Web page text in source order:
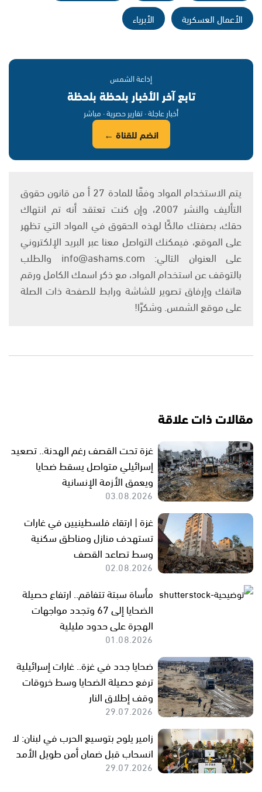
الأعمال العسكرية الأبرياء
إذاعة الشمس
تابع آخر الأخبار بلحظة بلحظة
أخبار عاجلة · تقارير حصرية · مباشر
انضم للقناة ←
يتم الاستخدام المواد وفقًا للمادة 27 أ من قانون حقوق
التأليف والنشر 2007، وإن كنت تعتقد أنه تم انتهاك
حقك، بصفتك مالكًا لهذه الحقوق في المواد التي تظهر
على الموقع، فيمكنك التواصل معنا عبر البريد الإلكتروني
على العنوان التالي: info@ashams.com والطلب
بالتوقف عن استخدام المواد، مع ذكر اسمك الكامل ورقم
هاتفك وإرفاق تصوير للشاشة ورابط للصفحة ذات الصلة
على موقع الشمس. وشكرًا!
مقالات ذات علاقة
غزة تحت القصف رغم الهدنة.. تصعيد
إسرائيلي متواصل يسقط ضحايا
ويعمق الأزمة الإنسانية
03.08.2026
غزة | ارتقاء فلسطينيين في غارات
تستهدف منازل ومناطق سكنية
وسط تصاعد القصف
02.08.2026
مأساة سبتة تتفاقم.. ارتفاع حصيلة
الضحايا إلى 67 وتجدد مواجهات
الهجرة على حدود مليلية
01.08.2026
ضحايا جدد في غزة.. غارات إسرائيلية
ترفع حصيلة الضحايا وسط خروقات
وقف إطلاق النار
29.07.2026
زامير يلوح بتوسيع الحرب في لبنان: لا
انسحاب قبل ضمان أمن طويل الأمد
29.07.2026